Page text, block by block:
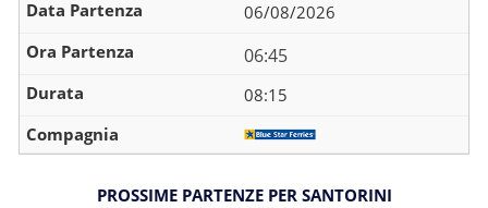
06/08/2026
06:45
08:15
PROSSIME PARTENZE PER SANTORINI